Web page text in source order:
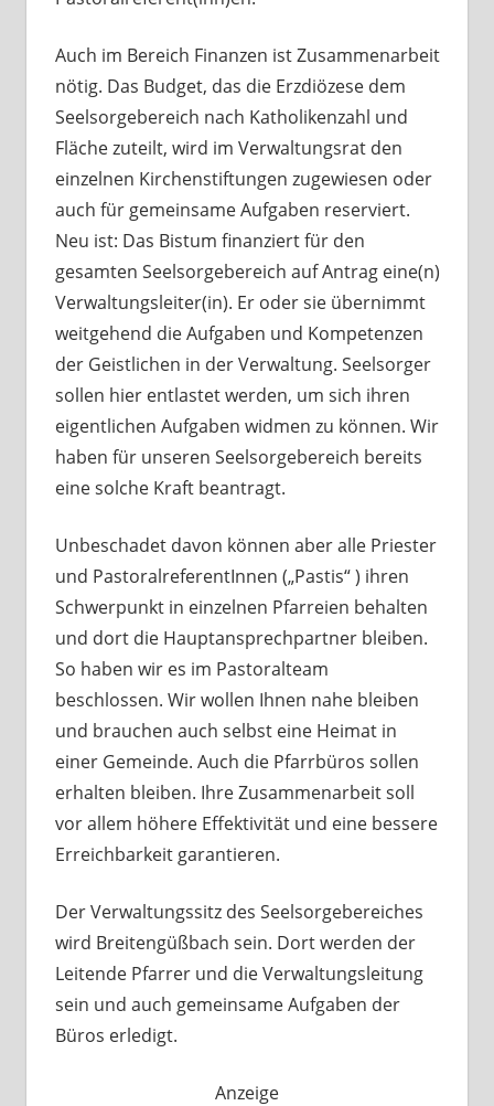
Auch im Bereich Finanzen ist Zusammenarbeit
nötig. Das Budget, das die Erzdiözese dem
Seelsorgebereich nach Katholikenzahl und
Fläche zuteilt, wird im Verwaltungsrat den
einzelnen Kirchenstiftungen zugewiesen oder
auch für gemeinsame Aufgaben reserviert.
Neu ist: Das Bistum finanziert für den
gesamten Seelsorgebereich auf Antrag eine(n)
Verwaltungsleiter(in). Er oder sie übernimmt
weitgehend die Aufgaben und Kompetenzen
der Geistlichen in der Verwaltung. Seelsorger
sollen hier entlastet werden, um sich ihren
eigentlichen Aufgaben widmen zu können. Wir
haben für unseren Seelsorgebereich bereits
eine solche Kraft beantragt.
Unbeschadet davon können aber alle Priester
und PastoralreferentInnen („Pastis“ ) ihren
Schwerpunkt in einzelnen Pfarreien behalten
und dort die Hauptansprechpartner bleiben.
So haben wir es im Pastoralteam
beschlossen. Wir wollen Ihnen nahe bleiben
und brauchen auch selbst eine Heimat in
einer Gemeinde. Auch die Pfarrbüros sollen
erhalten bleiben. Ihre Zusammenarbeit soll
vor allem höhere Effektivität und eine bessere
Erreichbarkeit garantieren.
Der Verwaltungssitz des Seelsorgebereiches
wird Breitengüßbach sein. Dort werden der
Leitende Pfarrer und die Verwaltungsleitung
sein und auch gemeinsame Aufgaben der
Büros erledigt.
Anzeige